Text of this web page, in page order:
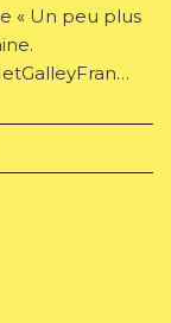
« Un peu plus